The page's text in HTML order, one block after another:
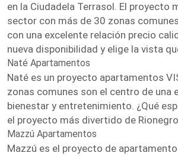
en la Ciudadela Terrasol. El proyecto
sector con más de 30 zonas
con una excelente relación precio
nueva disponibilidad y elige la vista
Naté Apartamentos
Naté es un proyecto apartamentos
zonas comunes son el centro de una
bienestar y entretenimiento. ¿Qué
el proyecto más divertido de
Mazzú Apartamentos
Mazzú es el proyecto de